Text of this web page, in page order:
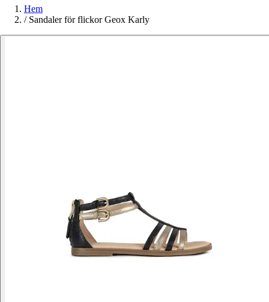
Hem
/ Sandaler för flickor Geox Karly